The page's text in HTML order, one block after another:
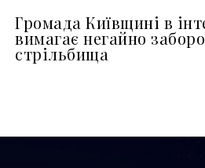
Громада Київщині в
вимагає негайно
стрільбища